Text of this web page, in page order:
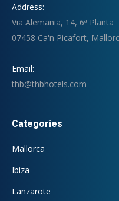
Address:
Via Alemania, 14, 6ª Planta
07458 Ca'n Picafort,
Email:
thb@thbhotels.com
Categories
Mallorca
Ibiza
Lanzarote